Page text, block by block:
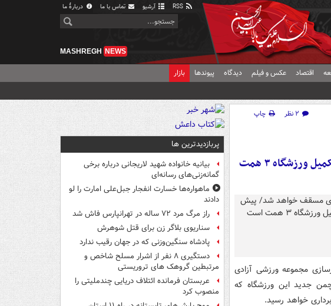
آرشیو تماس با ما دربارهٔ ما
MASHREGH NEWS
اقتصاد عکس و فیلم دیدگاه پیوندها بازار
۲ نظر
چاپ
ورزشگاه آزادی مسقف خواهد شد/ پیش بینی هزینه تکمیل ورزشگاه ۳ همت
مجموعه ورزشی آزادی
جدید این ورزشگاه که
خواهد رسید.
پربازدیدترین ها
بیانیه خانواده شهید لاریجانی درباره برخی
گمانه‌زنی‌های رسانه‌ای
ماهواره‌ها خسارت انفجار جبل‌علی امارت را لو
دادند
راز مرگ مرد ۷۲ ساله در تهرانپارس فاش شد
سناریوی بلاگر زن برای قتل شوهرش
پادشاه سنگین‌وزنی که در جهان رقیب ندارد
دستگیری ۸ نفر از اشرار مسلح شاخص و
مرتبطین گروهک های تروریستی
عربستان فرمانده ائتلاف دریایی چندملیتی را
منصوب کرد